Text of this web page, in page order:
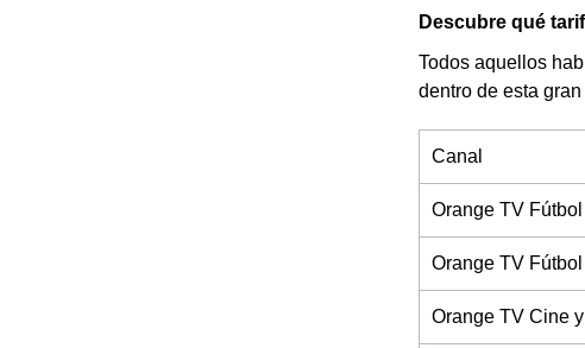
Descubre qué
Todos aquellos
dentro de esta
Canal
Orange TV Fútbol
Orange TV
Orange TV Cine